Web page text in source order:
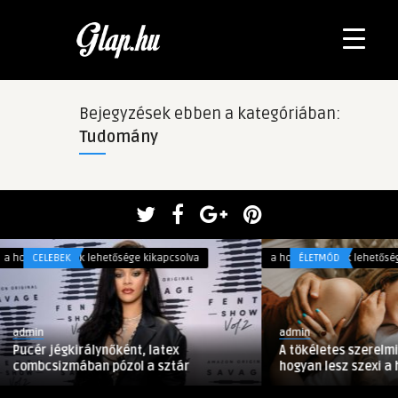
Bejegyzések ebben a kategóriában:
Tudomány
kikapcsolva
latex
a sztár
A
tökéletes
szerelmi
fészek
6
tipp,
a hozzászólások lehetősége kikapcsolva
ÉLETMÓD
admin
A tökéletes szerelmi fészek – 6 tipp,
hogyan lesz szexi a há ...